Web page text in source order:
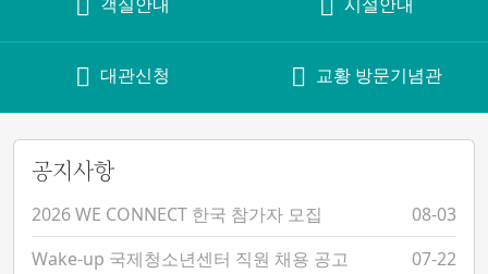
대관신청 교황 방문기념관
공지사항
2026 WE CONNECT 한국 참가자 모집
08-03
Wake-up 국제청소년센터 직원 채용 공고
07-22